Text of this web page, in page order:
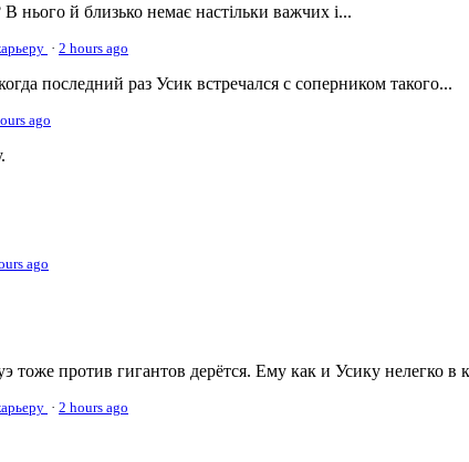
нього й близько немає настільки важчих і...
· 2 hours ago
последний раз Усик встречался с соперником такого...
ago
ago
тоже против гигантов дерётся. Ему как и Усику нелегко в
· 2 hours ago